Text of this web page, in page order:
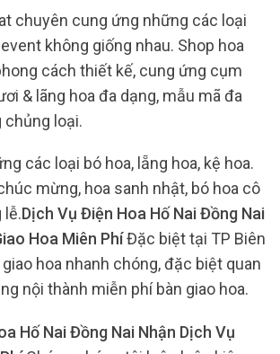
chuyên cung ứng những các loại
không giống nhau. Shop hoa
cách thiết kế, cung ứng cụm
& lãng hoa đa dạng, mẫu mã đa
chủng loại.
các loại bó hoa, lẵng hoa, kệ hoa.
mừng, hoa sanh nhật, bó hoa cô
lễ.Dịch Vụ Điện Hoa Hố Nai Đồng Nai
Hoa Miên PhíĐặc biệt tại TP Biên
hoa nhanh chóng, đặc biệt quan
nội thành miễn phí bàn giao hoa.
Hố Nai Đồng Nai Nhận Dịch Vụ